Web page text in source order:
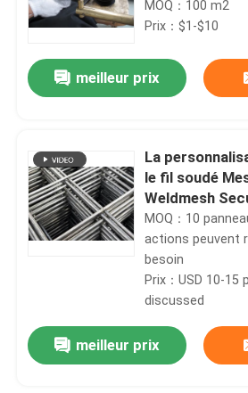
À la maison
Produits
À propos de nous
processus
MOQ：100 m2
Prix：$1-$10
meilleur prix
La
le fil soudé
Weldmesh
5.2m
MOQ：10
actions peuvent
besoin
Prix：USD 10-15
discussed
meilleur prix